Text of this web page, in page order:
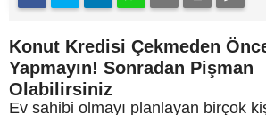
Konut Kredisi Çekmeden
Yapmayın! Sonradan Pişman
Olabilirsiniz
Ev sahibi olmayı planlayan birçok